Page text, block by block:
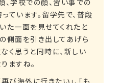
、学校での顔、習い事での
います。留学先で、普段
た一面を見せてくれたと
側面を引き出してあげら
く思うと同時に、新しい
ますね。